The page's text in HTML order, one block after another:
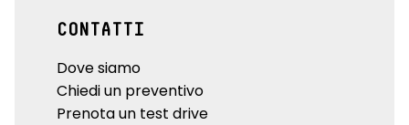
CONTATTI
Dove siamo
Chiedi un preventivo
Prenota un test drive